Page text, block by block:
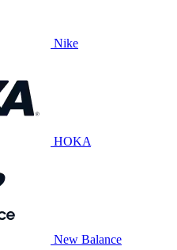
Nike
HOKA
New Balance